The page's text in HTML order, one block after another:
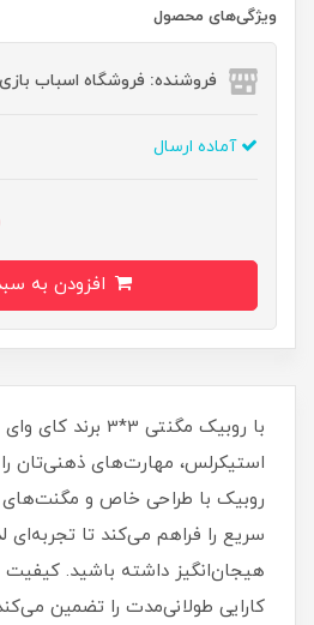
ویژگی‌های محصول
فروشنده: فروشگاه اسباب
آماده ارسال
استیکرلس، مهارت‌های ذهنی‌تان
روبیک با طراحی خاص و مگنت‌های
سریع را فراهم می‌کند تا
هیجان‌انگیز داشته باشید. کیفیت
کارایی طولانی‌مدت را تضمین